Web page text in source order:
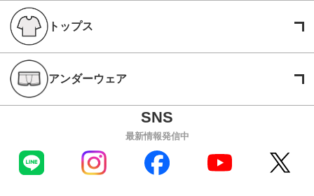
トップス
アンダーウェア
最新情報発信中